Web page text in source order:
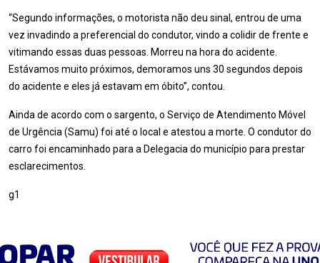
“Segundo informações, o motorista não deu sinal, entrou de uma
vez invadindo a preferencial do condutor, vindo a colidir de frente e
vitimando essas duas pessoas. Morreu na hora do acidente.
Estávamos muito próximos, demoramos uns 30 segundos depois
do acidente e eles já estavam em óbito”, contou.
Ainda de acordo com o sargento, o Serviço de Atendimento Móvel
de Urgência (Samu) foi até o local e atestou a morte. O condutor do
carro foi encaminhado para a Delegacia do município para prestar
esclarecimentos.
g1